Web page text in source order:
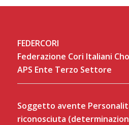
FEDERCORI
Federazione Cori Italiani
APS Ente Terzo Settore
Soggetto avente
riconosciuta